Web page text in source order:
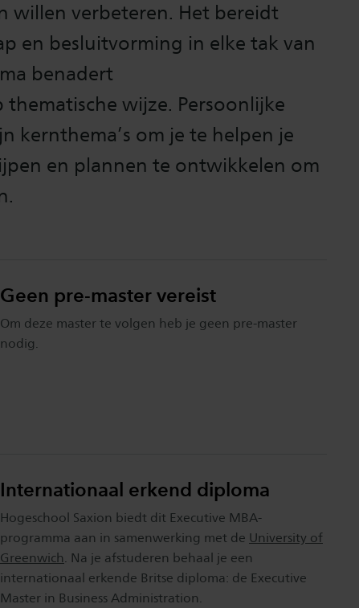
willen verbeteren. Het bereidt
en besluitvorming in elke tak van
benadert
wijze. Persoonlijke
kernthema’s om je te helpen je
en plannen te ontwikkelen om
Geen pre-master vereist
Om deze master te volgen heb je geen pre-master
nodig.
Internationaal erkend diploma
Hogeschool Saxion biedt dit Executive MBA-
programma aan in samenwerking met de University of
Greenwich. Na je afstuderen behaal je een
internationaal erkende Britse diploma: de Executive
Master in Business Administration.